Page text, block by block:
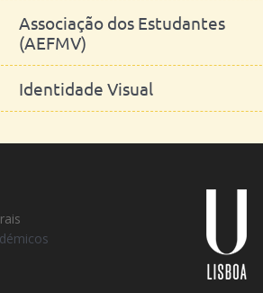
Associação dos Estudantes
(AEFMV)
Identidade Visual